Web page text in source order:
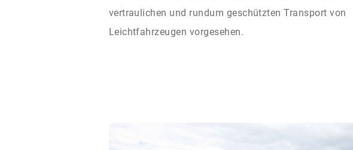
vertraulichen und rundum geschützten Transport von
Leichtfahrzeugen vorgesehen.